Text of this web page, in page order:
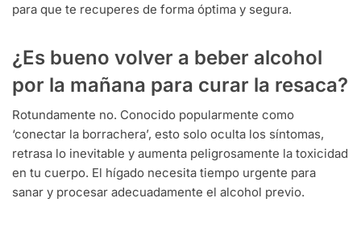
para que te recuperes de forma óptima y segura.
¿Es bueno volver a beber alcohol
por la mañana para curar la resaca?
Rotundamente no. Conocido popularmente como
‘conectar la borrachera’, esto solo oculta los síntomas,
retrasa lo inevitable y aumenta peligrosamente la toxicidad
en tu cuerpo. El hígado necesita tiempo urgente para
sanar y procesar adecuadamente el alcohol previo.